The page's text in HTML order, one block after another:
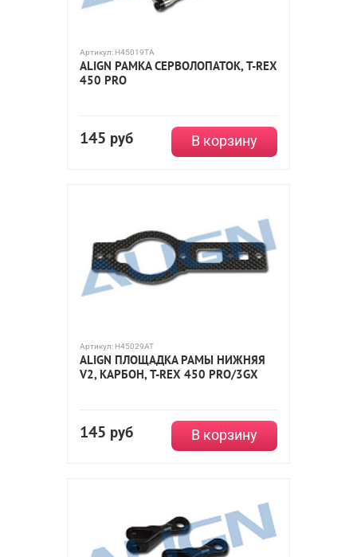
Артикул: H45019TA
ALIGN РАМКА СЕРВОЛОПАТОК, T-REX
450 PRO
145 руб В корзину
Артикул: H45029AT
ALIGN ПЛОЩАДКА РАМЫ НИЖНЯЯ
V2, КАРБОН, T-REX 450 PRO/3GX
145 руб В корзину